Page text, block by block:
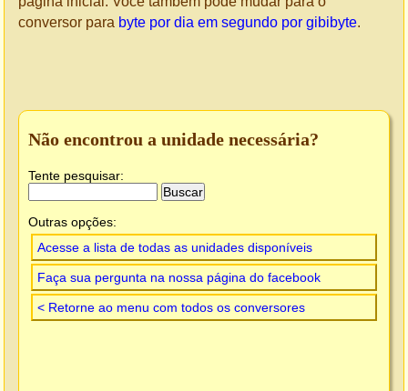
conversor para byte por dia em segundo por gibibyte.
Não encontrou a unidade necessária?
Tente pesquisar:
Outras opções:
Acesse a lista de todas as unidades disponíveis
Faça sua pergunta na nossa página do facebook
< Retorne ao menu com todos os conversores